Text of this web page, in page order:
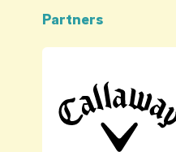
Partners